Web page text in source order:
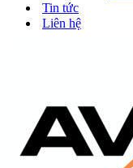
Tin tức
Liên hệ